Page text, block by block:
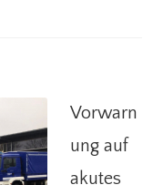
Vorwarn
ung auf
akutes